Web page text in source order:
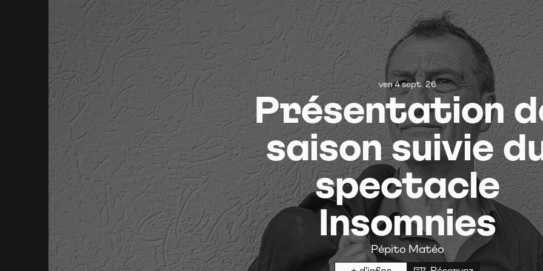
Panneau de gestion des cookies
ven 4 sept. 26
Présentation
saison suivie
spectacle
Insomnies
Pépito Matéo